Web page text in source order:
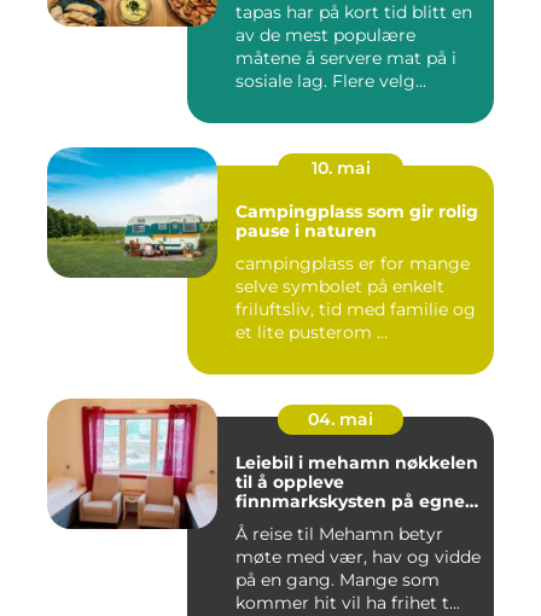
tapas har på kort tid blitt en
av de mest populære
måtene å servere mat på i
sosiale lag. Flere velg...
10. mai
Campingplass som gir rolig
pause i naturen
campingplass er for mange
selve symbolet på enkelt
friluftsliv, tid med familie og
et lite pusterom ...
04. mai
Leiebil i mehamn nøkkelen
til å oppleve
finnmarkskysten på egne
premisser
Å reise til Mehamn betyr
møte med vær, hav og vidde
på en gang. Mange som
kommer hit vil ha frihet t...